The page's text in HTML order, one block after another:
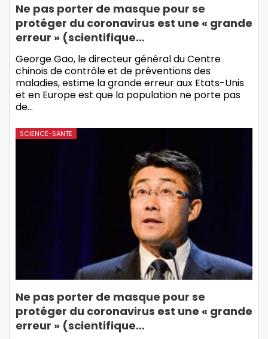
Ne pas porter de masque pour se
protéger du coronavirus est une « grande
erreur » (scientifique…
George Gao, le directeur général du Centre
chinois de contrôle et de préventions des
maladies, estime la grande erreur aux Etats-Unis
et en Europe est que la population ne porte pas
de…
SCIENCE-SANTE
Ne pas porter de masque pour se
protéger du coronavirus est une « grande
erreur » (scientifique…